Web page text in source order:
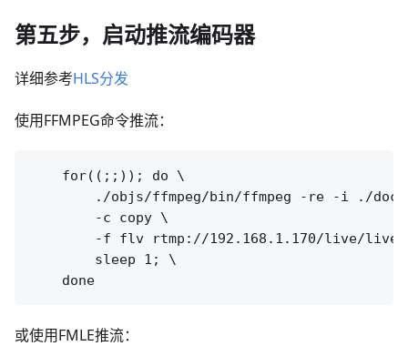
第五步，启动推流编码器
详细参考HLS分发
使用FFMPEG命令推流：
    for((;;)); do \
./objs/ffmpeg/bin/ffmpeg -re -i ./
        -c copy \
-f flv rtmp://192.168.1.170/live/
        sleep 1; \
或使用FMLE推流：